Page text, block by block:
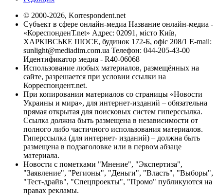
© 2000-2026, Korrespondent.net
Субъект в сфере онлайн-медиа Название онлайн-медиа -
«КореспонденТ.net» Адрес: 02091, місто Київ,
ХАРКІВСЬКЕ ШОСЕ, будинок 172-Б, офіс 208/1 E-mail:
sunlight@mediadim.com.ua Телефон: 044-205-43-00
Идентификатор медиа - R40-06068
Использование любых материалов, размещённых на
сайте, разрешается при условии ссылки на
Корреспондент.net.
При копировании материалов со страницы «Новости
Украины и мира», для интернет-изданий – обязательна
прямая открытая для поисковых систем гиперссылка.
Ссылка должна быть размещена в независимости от
полного либо частичного использования материалов.
Гиперссылка (для интернет- изданий) – должна быть
размещена в подзаголовке или в первом абзаце
материала.
Новости с пометками "Мнение", "Экспертиза",
"Заявление", "Регионы", "Деньги", "Власть", "Выборы",
"Тест-драйв", "Спецпроекты", "Промо" публикуются на
правах рекламы.